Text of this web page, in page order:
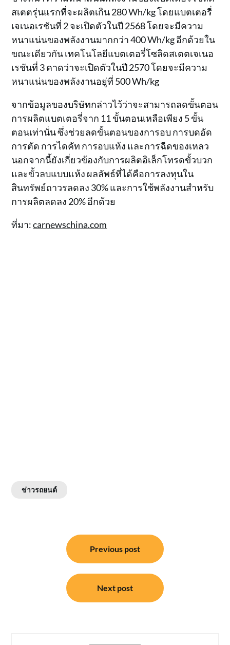
สเตตรุ่นแรกที่จะผลิตเกิน 280 Wh/kg โดยแบตเตอรี่
เจเนอเรชันที่ 2 จะเปิดตัวในปี 2568 โดยจะมีความ
หนาแน่นของพลังงานมากกว่า 400 Wh/kg อีกด้วยใน
ขณะเดียวกัน เทคโนโลยีแบตเตอรี่โซลิดสเตตเจเนอ
เรชันที่ 3 คาดว่าจะเปิดตัวในปี 2570 โดยจะมีความ
หนาแน่นของพลังงานอยู่ที่ 500 Wh/kg
จากข้อมูลของบริษัทกล่าวไว้ว่าจะสามารถลดขั้นตอน
การผลิตแบตเตอรี่จาก 11 ขั้นตอนเหลือเพียง 5 ขั้น
ตอนเท่านั่น ซึ่งช่วยลดขั้นตอนของการอบ การบดอัด
การตัด การไดคัท การอบแห้ง และการฉีดของเหลว
นอกจากนี้ยังเกี่ยวข้องกับการผลิตอิเล็กโทรดขั้วบวก
และขั้วลบแบบแห้ง ผลลัพธ์ที่ได้คือการลงทุนใน
สินทรัพย์ถาวรลดลง 30% และการใช้พลังงานสำหรับ
การผลิตลดลง 20% อีกด้วย
ที่มา:carnewschina.com
ข่าวรถยนต์
Previous post
Next post